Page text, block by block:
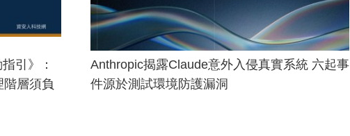
引》：
階層須負
Anthropic揭露Claude意外入侵真實系統 六起事
件源於測試環境防護漏洞